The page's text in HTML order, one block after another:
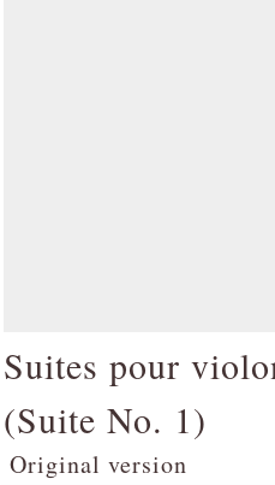
Suites pour
(Suite No. 1)
Original version